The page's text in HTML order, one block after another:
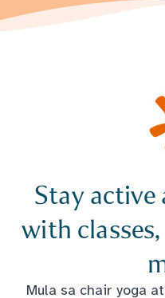
Stay active
with
Mula sa chair yoga